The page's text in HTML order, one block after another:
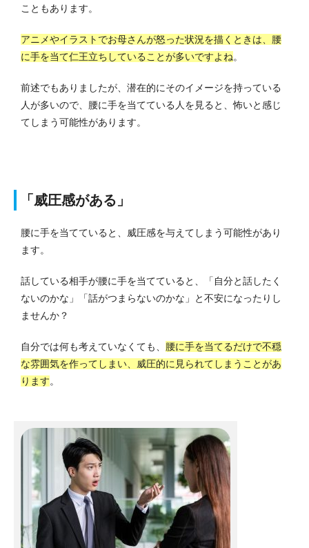
こともあります。
アニメやイラストでお母さんが怒った状況を描くときは、腰
に手を当て仁王立ちしていることが多いですよね。
前述でもありましたが、潜在的にそのイメージを持っている
人が多いので、腰に手を当てている人を見ると、怖いと感じ
てしまう可能性があります。
「威圧感がある」
腰に手を当てていると、威圧感を与えてしまう可能性があり
ます。
話している相手が腰に手を当てていると、「自分と話したく
ないのかな」「話がつまらないのかな」と不安になったりし
ませんか？
自分では何も考えていなくても、 腰に手を当てるだけで不穏
な雰囲気を作ってしまい、威圧的に見られてしまうことがあ
ります。